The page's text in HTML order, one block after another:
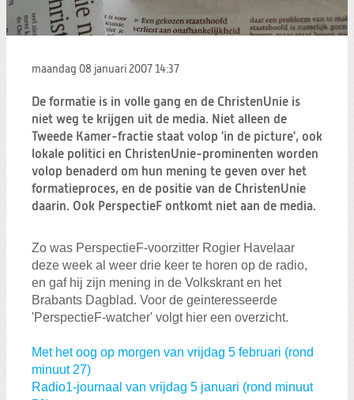
Zoeken:
maandag 08 januari 2007 14:37
De formatie is in volle gang en de ChristenUnie is
niet weg te krijgen uit de media. Niet alleen de
Tweede Kamer-fractie staat volop 'in de picture', ook
lokale politici en ChristenUnie-prominenten worden
volop benaderd om hun mening te geven over het
formatieproces, en de positie van de ChristenUnie
daarin. Ook PerspectieF ontkomt niet aan de media.
Zo was PerspectieF-voorzitter Rogier Havelaar
deze week al weer drie keer te horen op de radio,
en gaf hij zijn mening in de Volkskrant en het
Brabants Dagblad. Voor de geinteresseerde
'PerspectieF-watcher' volgt hier een overzicht.
Met het oog op morgen van vrijdag 5 februari (rond
minuut 27)
Radio1-journaal van vrijdag 5 januari (rond minuut